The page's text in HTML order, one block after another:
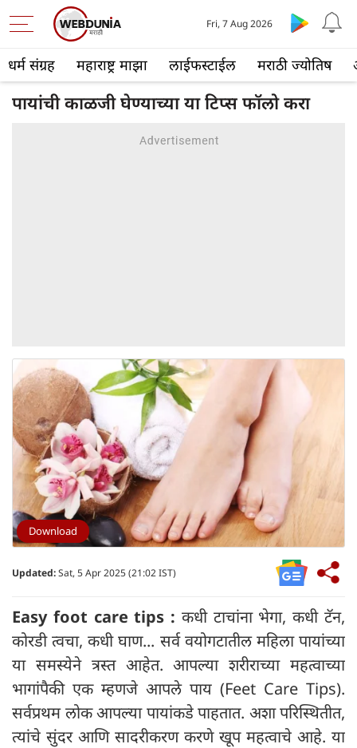
धर्म संग्रह महाराष्ट्र माझा लाईफस्टाईल मराठी ज्योतिष
Fri, 7 Aug 2026
पायांची काळजी घेण्याच्या या टिप्स फॉलो करा
Download
Updated:Sat, 5 Apr 2025 (21:02 IST)
Easy foot care tips : कधी टाचांना भेगा, कधी टॅन,
कोरडी त्वचा, कधी घाण... सर्व वयोगटातील महिला पायांच्या
या समस्येने त्रस्त आहेत. आपल्या शरीराच्या महत्वाच्या
भागांपैकी एक म्हणजे आपले पाय (Feet Care Tips).
सर्वप्रथम लोक आपल्या पायांकडे पाहतात. अशा परिस्थितीत,
त्यांचे सुंदर आणि सादरीकरण करणे खूप महत्वाचे आहे. या